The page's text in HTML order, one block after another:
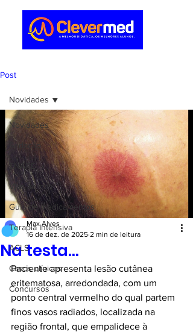
Post
Novidades
Sedação
ENARE
Vias aéreas
Guia de medicamentos
Terapia Intensiva
ACLS
Casos clínicos
Concursos
Novidades
Na testa…
Max Alves
16 de dez. de 2025 2 min de leitura
Paciente apresenta lesão cutânea
eritematosa, arredondada, com um
ponto central vermelho do qual partem
finos vasos radiados, localizada na
região frontal, que empalidece à